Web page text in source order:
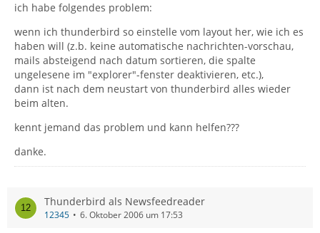
ich habe folgendes problem:
wenn ich thunderbird so einstelle vom layout her, wie ich es
haben will (z.b. keine automatische nachrichten-vorschau,
mails absteigend nach datum sortieren, die spalte
ungelesene im "explorer"-fenster deaktivieren, etc.),
dann ist nach dem neustart von thunderbird alles wieder
beim alten.
kennt jemand das problem und kann helfen???
danke.
Thunderbird als Newsfeedreader
12345 6. Oktober 2006 um 17:53